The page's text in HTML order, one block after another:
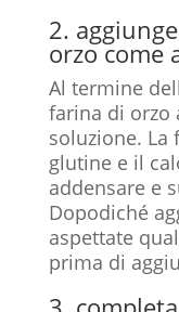
2.
orzo come
Al termine
farina di orzo
soluzione. La
glutine e il
addensare e
Dopodiché
aspettate
prima di